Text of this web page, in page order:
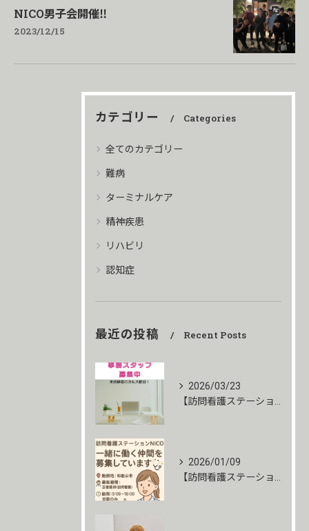
NICO男子会開催‼️
2023/12/15
カテゴリー Categories
全てのカテゴリー
難病
ターミナルケア
精神疾患
リハビリ
認知症
最近の投稿 Recent Posts
2026/03/23
2026/01/09